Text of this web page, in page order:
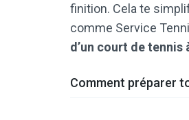
finition. Cela te
comme Service
d’un court de tennis
Comment préparer